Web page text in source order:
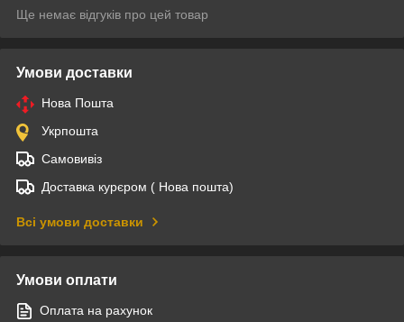
Ще немає відгуків про цей товар
Умови доставки
Нова Пошта
Укрпошта
Самовивіз
Доставка курєром ( Нова пошта)
Всі умови доставки
Умови оплати
Оплата на рахунок